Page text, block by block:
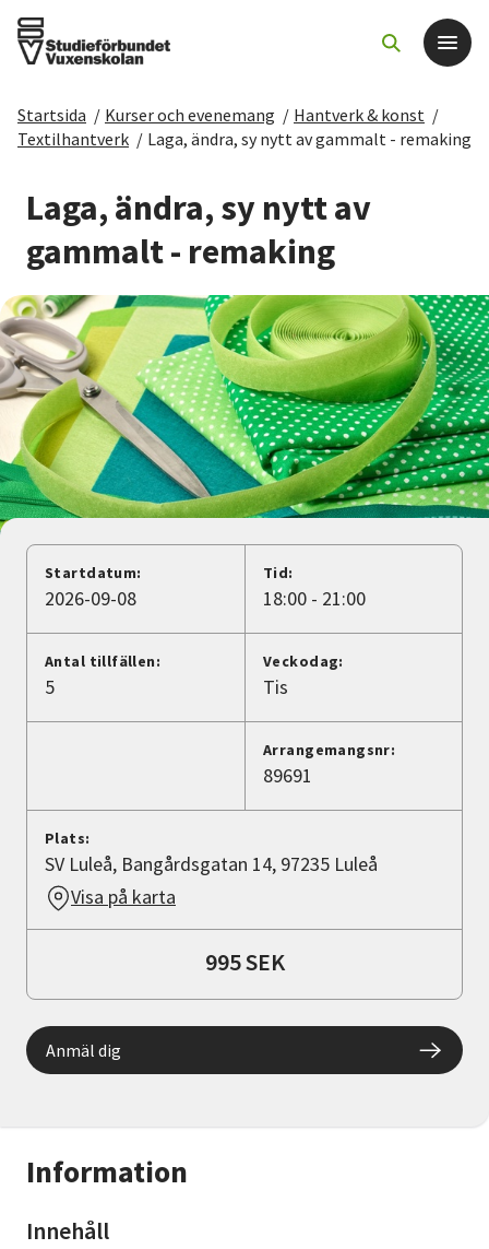
Det här gör vi
För dig som
Sök kurser och evenemang
Om SV
Starta studiecirkel
Cirkelledare
Nyheter
Avdelningar
Lyssna
Startsida / Kurser och evenemang / Hantverk & konst /
Textilhantverk / Laga, ändra, sy nytt av gammalt - remaking
Laga, ändra, sy nytt av
gammalt - remaking
Information
Innehåll
Startdatum:
2026-09-08
Tid:
18:00 - 21:00
Antal tillfällen:
5
Veckodag:
Tis
Arrangemangsnr:
89691
Plats:
SV Luleå, Bangårdsgatan 14, 97235 Luleå
Visa på karta
995 SEK
Anmäl dig